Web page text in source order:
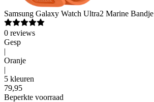
Samsung Galaxy Watch Ultra2 Marine Bandje
0 reviews
Gesp
|
Oranje
|
5 kleuren
79,95
Beperkte voorraad